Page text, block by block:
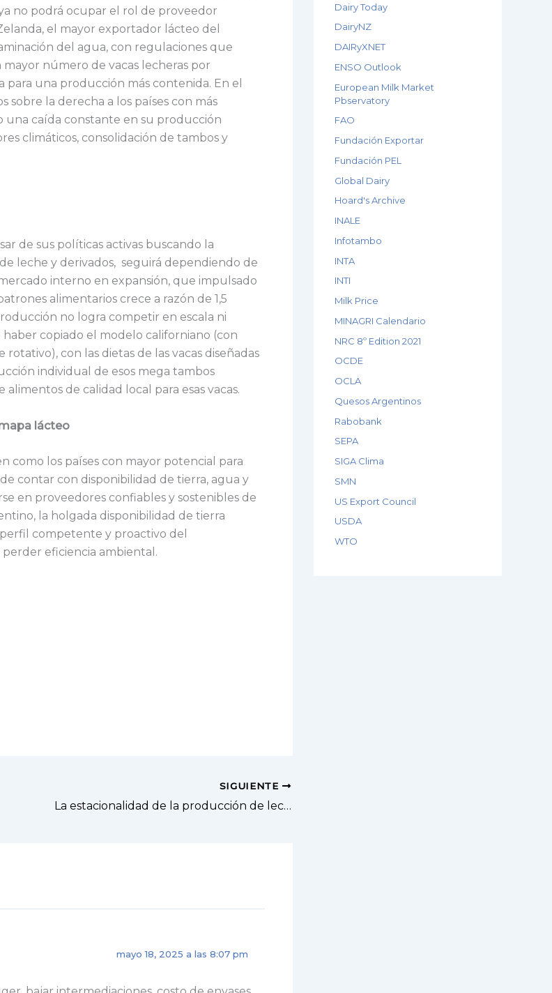
no podrá ocupar el rol de proveedor
el mayor exportador lácteo del
del agua, con regulaciones que
mayor número de vacas lecheras por
una producción más contenida. En el
sobre la derecha a los países con más
una caída constante en su producción
climáticos, consolidación de tambos y
de sus políticas activas buscando la
leche y derivados, seguirá dependiendo de
interno en expansión, que impulsado
alimentarios crece a razón de 1,5
no logra competir en escala ni
copiado el modelo californiano (con
con las dietas de las vacas diseñadas
individual de esos mega tambos
de calidad local para esas vacas.
lácteo
como los países con mayor potencial para
contar con disponibilidad de tierra, agua y
en proveedores confiables y sostenibles de
la holgada disponibilidad de tierra
competente y proactivo del
eficiencia ambiental.
SIGUIENTE
La estacionalidad de la producción de leche
mayo 18, 2025 a las 8:07 pm
Dairy Today
DairyNZ
DAIRyXNET
ENSO Outlook
European Milk Market
Pbservatory
FAO
Fundación Exportar
Fundación PEL
Global Dairy
Hoard's Archive
INALE
Infotambo
INTA
INTI
Milk Price
MINAGRI Calendario
NRC 8º Edition 2021
OCDE
OCLA
Quesos Argentinos
Rabobank
SEPA
SIGA Clima
SMN
US Export Council
USDA
WTO